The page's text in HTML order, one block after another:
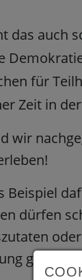
das auch
für
Zeit in
wir
Beispiel
dürfen
geht.